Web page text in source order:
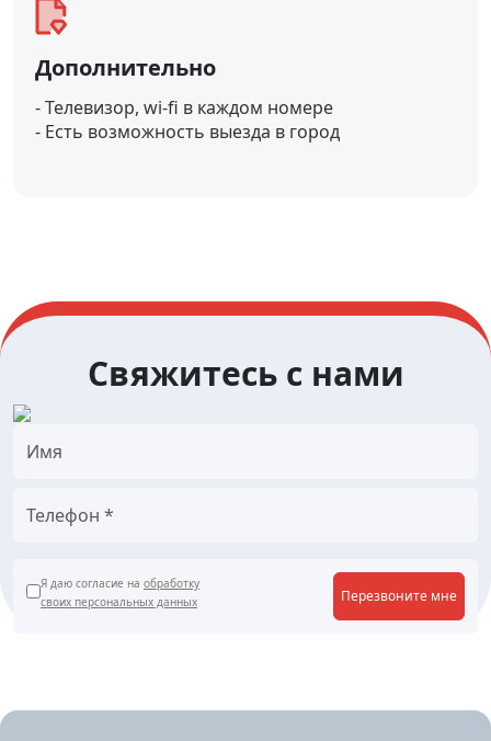
Дополнительно
- Телевизор, wi-fi в каждом номере
- Есть возможность выезда в город
Свяжитесь с нами
Я даю согласие на обработку
своих персональных данных
Перезвоните мне